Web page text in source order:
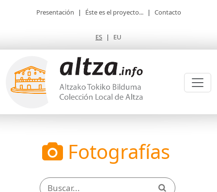
Presentación | Éste es el proyecto... | Contacto
ES | EU
Fotografías